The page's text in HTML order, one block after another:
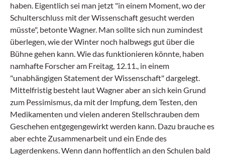
haben. Eigentlich sei man jetzt "in einem Moment, wo der
Schulterschluss mit der Wissenschaft gesucht werden
müsste", betonte Wagner. Man sollte sich nun zumindest
überlegen, wie der Winter noch halbwegs gut über die
Bühne gehen kann. Wie das funktionieren könnte, haben
namhafte Forscher am Freitag, 12.11., in einem
"unabhängigen Statement der Wissenschaft" dargelegt.
Mittelfristig besteht laut Wagner aber an sich kein Grund
zum Pessimismus, da mit der Impfung, dem Testen, den
Medikamenten und vielen anderen Stellschrauben dem
Geschehen entgegengewirkt werden kann. Dazu brauche es
aber echte Zusammenarbeit und ein Ende des
Lagerdenkens. Wenn dann hoffentlich an den Schulen bald